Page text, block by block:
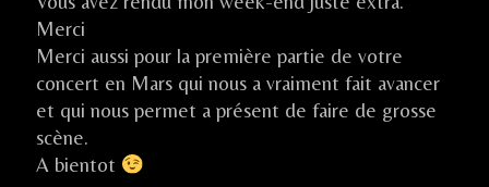
Merci
Merci aussi pour la première partie de votre
concert en Mars qui nous a vraiment fait avancer
et qui nous permet a présent de faire de grosse
scène.
A bientot